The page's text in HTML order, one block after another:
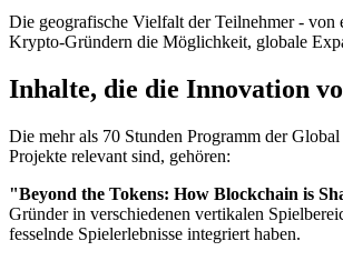
Die geografische Vielfalt der Teilnehmer -
Krypto-Gründern die Möglichkeit, globale
Inhalte, die die Innovation
Die mehr als 70 Stunden Programm der
Projekte relevant sind, gehören:
"Beyond the Tokens: How Blockchain is
Gründer in verschiedenen vertikalen
fesselnde Spielerlebnisse integriert haben.